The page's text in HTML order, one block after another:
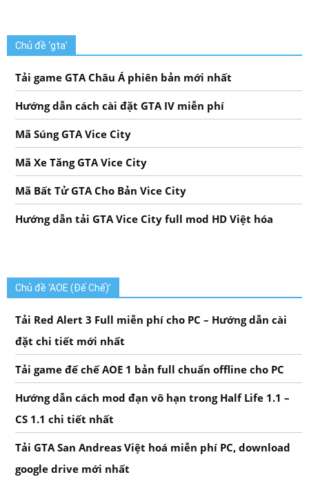
Chủ đề ‘gta’
Tải game GTA Châu Á phiên bản mới nhất
Hướng dẫn cách cài đặt GTA IV miễn phí
Mã Súng GTA Vice City
Mã Xe Tăng GTA Vice City
Mã Bất Tử GTA Cho Bản Vice City
Hướng dẫn tải GTA Vice City full mod HD Việt hóa
Chủ đề ‘AOE (Đế Chế)’
Tải Red Alert 3 Full miễn phí cho PC – Hướng dẫn cài
đặt chi tiết mới nhất
Tải game đế chế AOE 1 bản full chuẩn offline cho PC
Hướng dẫn cách mod đạn vô hạn trong Half Life 1.1 –
CS 1.1 chi tiết nhất
Tải GTA San Andreas Việt hoá miễn phí PC, download
google drive mới nhất